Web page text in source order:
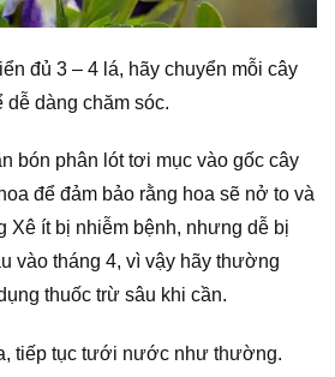
đủ 3 – 4 lá, hãy chuyển mỗi cây
dễ dàng chăm sóc.
bón phân lót tơi mục vào gốc cây
để đảm bảo rằng hoa sẽ nở to và
Xê ít bị nhiễm bệnh, nhưng dễ bị
vào tháng 4, vì vậy hãy thường
thuốc trừ sâu khi cần.
tiếp tục tưới nước như thường.